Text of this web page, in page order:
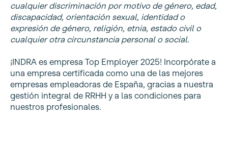
cualquier discriminación por motivo de género, edad,
discapacidad, orientación sexual, identidad o
expresión de género, religión, etnia, estado civil o
cualquier otra circunstancia personal o social.
¡INDRA es empresa Top Employer 2025! Incorpórate a
una empresa certificada como una de las mejores
empresas empleadoras de España, gracias a nuestra
gestión integral de RRHH y a las condiciones para
nuestros profesionales.